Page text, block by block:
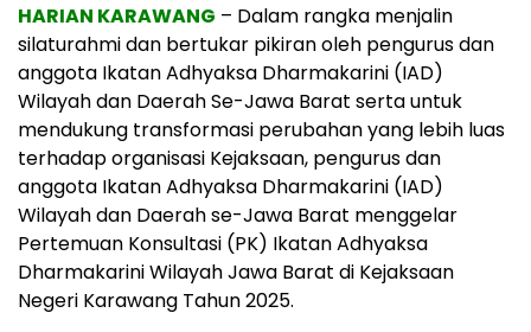
HARIAN KARAWANG – Dalam rangka menjalin
silaturahmi dan bertukar pikiran oleh pengurus dan
anggota Ikatan Adhyaksa Dharmakarini (IAD)
Wilayah dan Daerah Se-Jawa Barat serta untuk
mendukung transformasi perubahan yang lebih luas
terhadap organisasi Kejaksaan, pengurus dan
anggota Ikatan Adhyaksa Dharmakarini (IAD)
Wilayah dan Daerah se-Jawa Barat menggelar
Pertemuan Konsultasi (PK) Ikatan Adhyaksa
Dharmakarini Wilayah Jawa Barat di Kejaksaan
Negeri Karawang Tahun 2025.